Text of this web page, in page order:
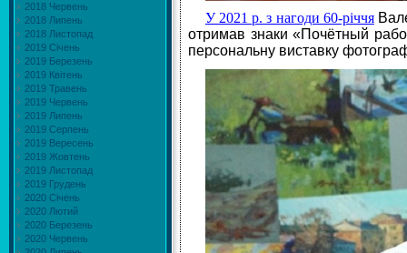
2018 Червень
2018 Липень
2018 Листопад
2019 Січень
2019 Березень
2019 Квітень
2019 Травень
2019 Червень
2019 Липень
2019 Серпень
2019 Вересень
2019 Жовтень
2019 Листопад
2019 Грудень
2020 Січень
2020 Лютий
2020 Березень
2020 Червень
У 2021 р. з нагоди 60-річчя
отримав знаки«Почётный
персональну виставку